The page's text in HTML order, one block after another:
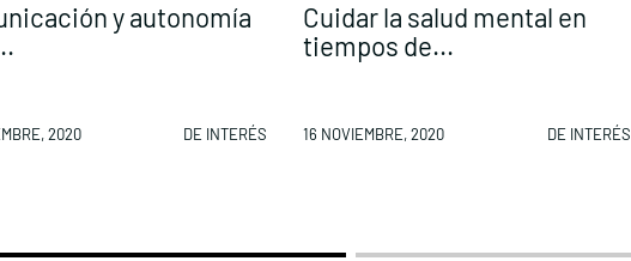
y autonomía
2020 DE INTERÉS
Cuidar la salud mental en
tiempos de...
16 NOVIEMBRE, 2020 DE INTERÉS